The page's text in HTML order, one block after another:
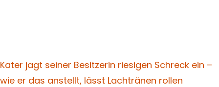
Kater jagt seiner Besitzerin riesigen Schreck ein –
wie er das anstellt, lässt Lachtränen rollen